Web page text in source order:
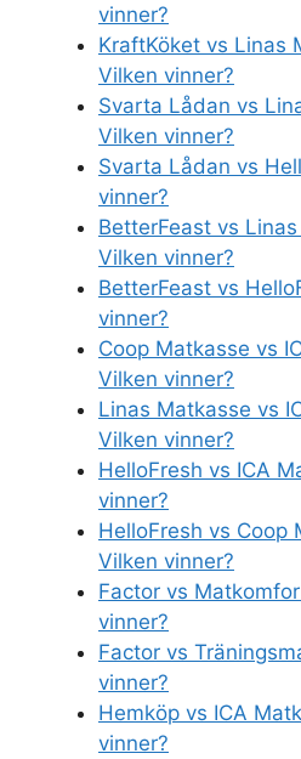
vinner?
KraftKöket vs Linas
Vilken vinner?
Svarta Lådan vs
Vilken vinner?
Svarta Lådan vs
vinner?
BetterFeast vs
Vilken vinner?
BetterFeast vs
vinner?
Coop Matkasse vs
Vilken vinner?
Linas Matkasse vs
Vilken vinner?
HelloFresh vs ICA
vinner?
HelloFresh vs Coop
Vilken vinner?
Factor vs
vinner?
Factor vs
vinner?
Hemköp vs ICA
vinner?